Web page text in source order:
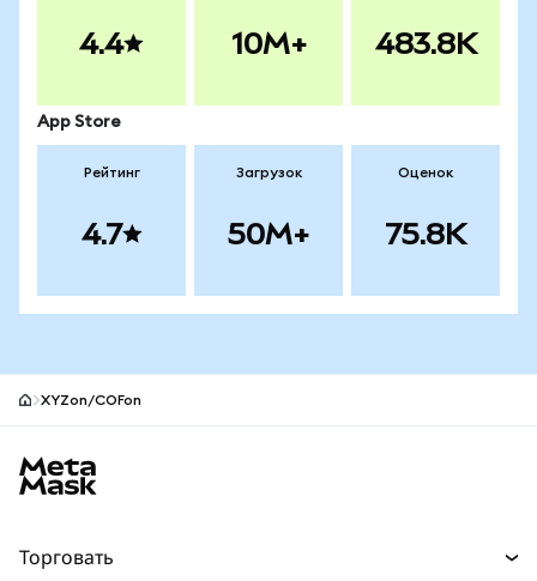
4.4 10M+ 483.8K
App Store
Рейтинг
4.7
Загрузок
50M+
Оценок
75.8K
XYZon/COFon
Торговать